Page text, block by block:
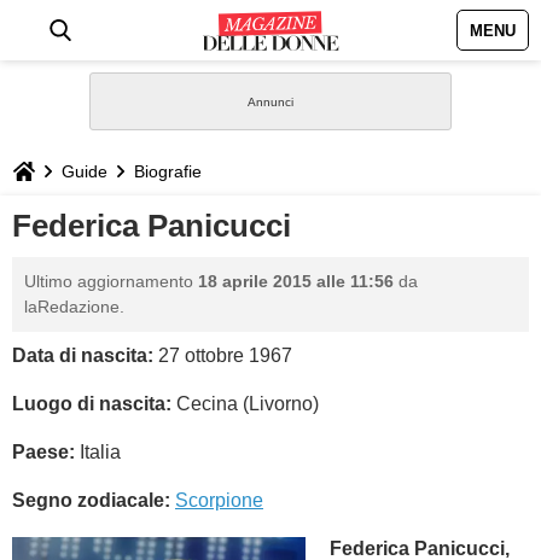
MENU
STILE
BIOGRAFIE
GASTRONOMIA
CAPELLI
Guide Biografie
Federica Panicucci
Ultimo aggiornamento 18 aprile 2015 alle 11:56 da
laRedazione.
Data di nascita: 27 ottobre 1967
Luogo di nascita: Cecina (Livorno)
Paese: Italia
Segno zodiacale: Scorpione
Federica Panicucci,